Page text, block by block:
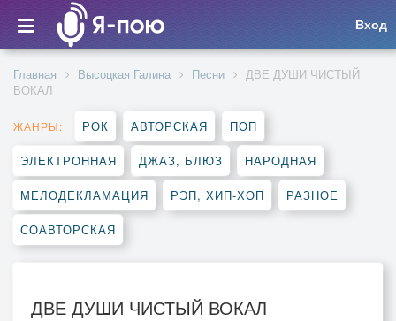
Вход
Главная Высоцкая Галина Песни
ДВЕ ДУШИ ЧИСТЫЙ
ВОКАЛ
ЖАНРЫ: РОК АВТОРСКАЯ ПОП
ЭЛЕКТРОННАЯ ДЖАЗ, БЛЮЗ НАРОДНАЯ
МЕЛОДЕКЛАМАЦИЯ РЭП, ХИП-ХОП РАЗНОЕ
СОАВТОРСКАЯ
ДВЕ ДУШИ ЧИСТЫЙ ВОКАЛ